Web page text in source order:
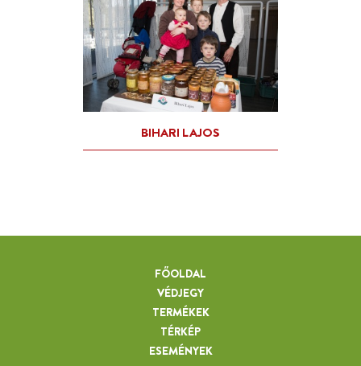
FŐOLDAL
VÉDJEGY
TERMÉKEK
TÉRKÉP
ESEMÉNYEK